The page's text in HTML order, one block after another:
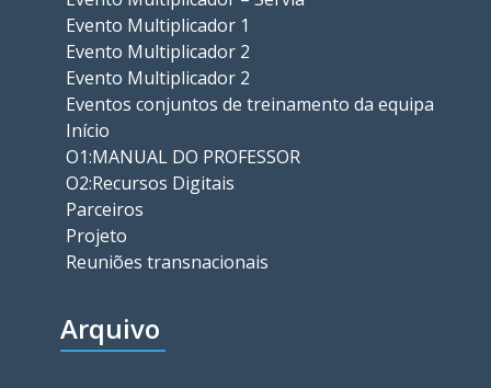
Evento Multiplicador 1
Evento Multiplicador 2
Evento Multiplicador 2
Eventos conjuntos de treinamento da equipa
Início
O1:MANUAL DO PROFESSOR
O2:Recursos Digitais
Parceiros
Projeto
Reuniões transnacionais
Arquivo